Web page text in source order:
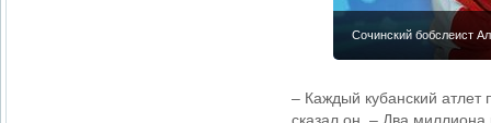
Сочинский бобслеист
– Каждый кубанский атлет